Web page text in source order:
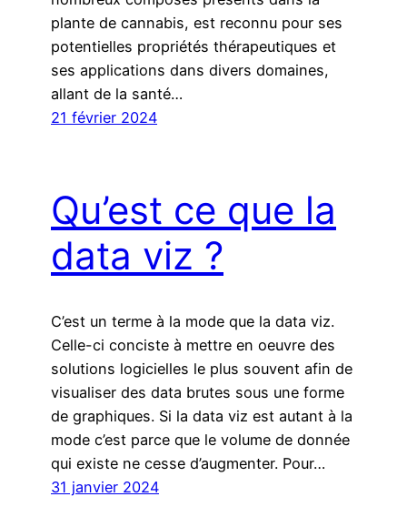
plante de cannabis, est reconnu pour ses
potentielles propriétés thérapeutiques et
ses applications dans divers domaines,
allant de la santé…
21 février 2024
Qu’est ce que la
data viz ?
C’est un terme à la mode que la data viz.
Celle-ci conciste à mettre en oeuvre des
solutions logicielles le plus souvent afin de
visualiser des data brutes sous une forme
de graphiques. Si la data viz est autant à la
mode c’est parce que le volume de donnée
qui existe ne cesse d’augmenter. Pour…
31 janvier 2024